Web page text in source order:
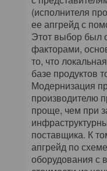
(исполнителя
ее апгрейд с
Этот выбор был
факторами,
то, что
базе продуктов
Модернизация
производителю
проще, чем при
поставщика. К
апгрейд по
оборудования с